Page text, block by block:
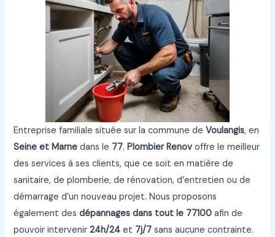
Entreprise familiale située sur la commune deVoulangis, en
Seine et Marnedans le 77.Plombier Renov offre le meilleur
des services à ses clients, que ce soit en matière de
sanitaire, de plomberie, de rénovation, d’entretien ou de
démarrage d’un nouveau projet. Nous proposons
également desdépannages dans tout le 77100 afin de
pouvoir intervenir24h/24 et 7j/7 sans aucune contrainte.